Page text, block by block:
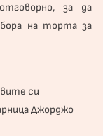
за да
на торта за
си
Джорджо